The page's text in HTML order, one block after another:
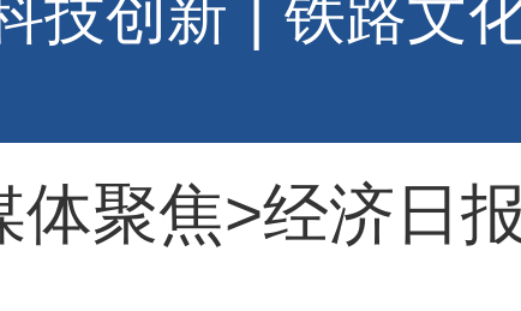
技创新 铁路文
体聚焦>经济日报